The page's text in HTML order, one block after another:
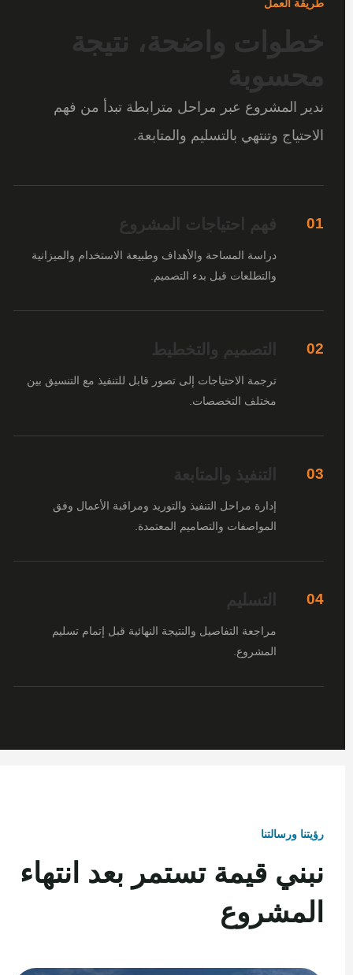
طريقة العمل
خطوات واضحة، نتيجة
محسوبة
ندير المشروع عبر مراحل مترابطة تبدأ من فهم
الاحتياج وتنتهي بالتسليم والمتابعة.
01 فهم احتياجات المشروع
دراسة المساحة والأهداف وطبيعة الاستخدام والميزانية
والتطلعات قبل بدء التصميم.
02 التصميم والتخطيط
ترجمة الاحتياجات إلى تصور قابل للتنفيذ مع التنسيق بين
مختلف التخصصات.
03 التنفيذ والمتابعة
إدارة مراحل التنفيذ والتوريد ومراقبة الأعمال وفق
المواصفات والتصاميم المعتمدة.
04 التسليم
مراجعة التفاصيل والنتيجة النهائية قبل إتمام تسليم
المشروع.
رؤيتنا ورسالتنا
نبني قيمة تستمر بعد انتهاء
المشروع